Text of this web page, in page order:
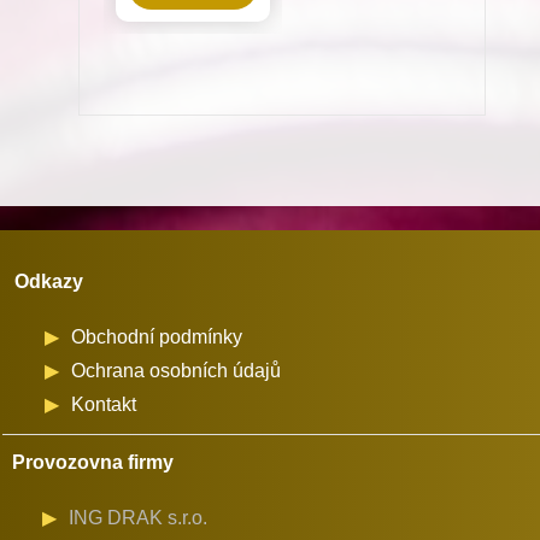
množství
Odkazy
Obchodní podmínky
Ochrana osobních údajů
Kontakt
Provozovna firmy
ING DRAK s.r.o.